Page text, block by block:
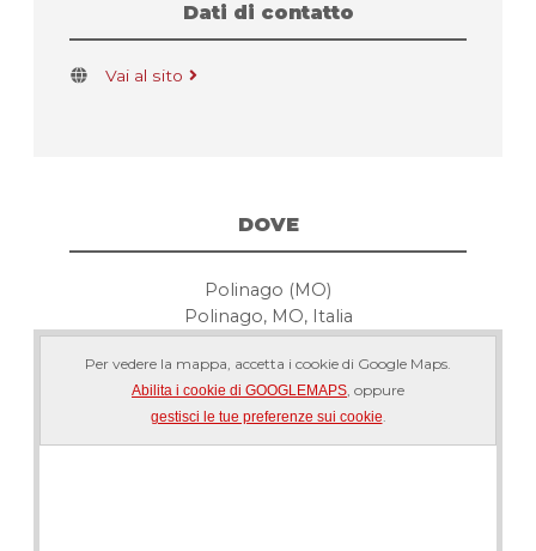
Dati di contatto
Vai al sito
DOVE
Polinago (MO)
Polinago, MO, Italia
Per vedere la mappa, accetta i cookie di Google Maps.
Abilita i cookie di GOOGLEMAPS, oppure
gestisci le tue preferenze sui cookie.